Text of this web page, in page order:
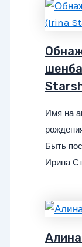
Имя на
Быть
Ирина